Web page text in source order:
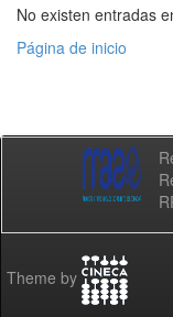
No existen entradas
Página de inicio
Theme by